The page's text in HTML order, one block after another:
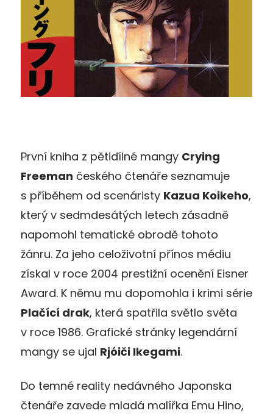
První kniha z pětidílné mangy Crying
Freeman českého čtenáře seznamuje
s příběhem od scenáristy Kazua Koikeho,
který v sedmdesátých letech zásadně
napomohl tematické obrodě tohoto
žánru. Za jeho celoživotní přínos médiu
získal v roce 2004 prestižní ocenění Eisner
Award. K němu mu dopomohla i krimi série
Plačící drak, která spatřila světlo světa
v roce 1986. Grafické stránky legendární
mangy se ujal Rjóiči Ikegami.
Do temné reality nedávného Japonska
čtenáře zavede mladá malířka Emu Hino,